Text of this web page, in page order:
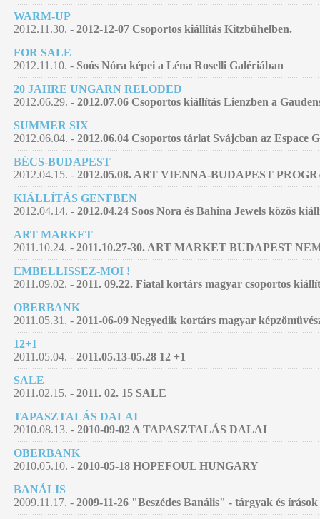
WARM-UP
2012.11.30. - 2012-12-07 Csoportos kiállítás Kitzbühelben.
FOR SALE
2012.11.10. - Soós Nóra képei a Léna Roselli Galériában
20 JAHRE UNGARN RELODED
2012.06.29. - 2012.07.06 Csoportos kiállítás Lienzben a
SUMMER SIX
2012.06.04. - 2012.06.04 Csoportos tárlat Svájcban az Espace
BÉCS-BUDAPEST
2012.04.15. - 2012.05.08. ART VIENNA-BUDAPEST
KIÁLLÍTÁS GENFBEN
2012.04.14. - 2012.04.24 Soos Nora és Bahina Jewels közös
ART MARKET
2011.10.24. - 2011.10.27-30. ART MARKET BUDAPEST
EMBELLISSEZ-MOI !
2011.09.02. - 2011. 09.22. Fiatal kortárs magyar csoportos
OBERBANK
2011.05.31. - 2011-06-09 Negyedik kortárs magyar
12+1
2011.05.04. - 2011.05.13-05.28 12 +1
SALE
2011.02.15. - 2011. 02. 15 SALE
TAPASZTALÁS DALAI
2010.08.13. - 2010-09-02 A TAPASZTALÁS DALAI
OBERBANK
2010.05.10. - 2010-05-18 HOPEFOUL HUNGARY
BANÁLIS
2009.11.17. - 2009-11-26 "Beszédes Banális" - tárgyak és írások